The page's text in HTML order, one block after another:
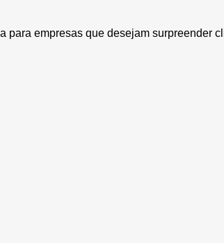
para empresas que desejam surpreender